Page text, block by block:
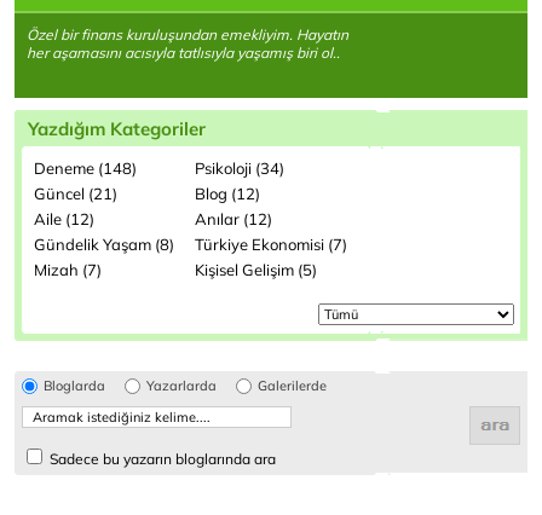
Özel bir finans kuruluşundan emekliyim. Hayatın
her aşamasını acısıyla tatlısıyla yaşamış biri ol..
Yazdığım Kategoriler
Deneme (148)
Psikoloji (34)
Güncel (21)
Blog (12)
Aile (12)
Anılar (12)
Gündelik Yaşam (8)
Türkiye Ekonomisi (7)
Mizah (7)
Kişisel Gelişim (5)
Bloglarda Yazarlarda Galerilerde
Sadece bu yazarın bloglarında ara